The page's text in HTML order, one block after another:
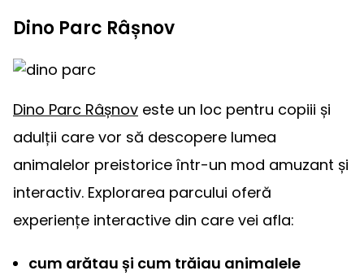
Dino Parc Râșnov
Dino Parc Râșnov este un loc pentru copiii și
adulții care vor să descopere lumea
animalelor preistorice într-un mod amuzant și
interactiv. Explorarea parcului oferă
experiențe interactive din care vei afla:
cum arătau și cum trăiau animalele